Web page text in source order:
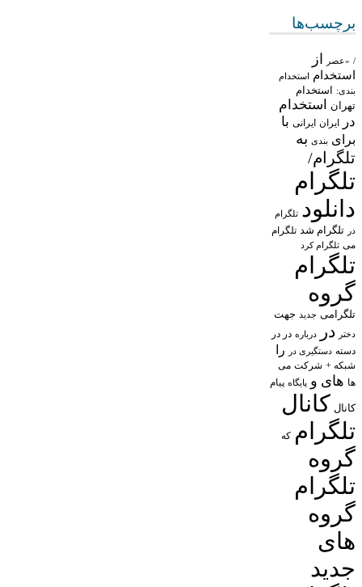
برچسب‌ها
/ «عصر از
استخدام استخدام
بندی: استخدام
تهران
استخدام
در
ایران ایرانی با
برای بندی به
تلگرام/
تلگرام
دانلود تلگرام
در تلگرام شد تلگرام
می تلگرام کرد
تلگرام
گروه
تلگرامی جدید جهت
دختر در درباره در در
دسته دستگیری در را
شبکه + شرکت می
ها های و پایگاه پیام
کانال کانال
تلگرام که
گروه
تلگرام
گروه
های
جدید